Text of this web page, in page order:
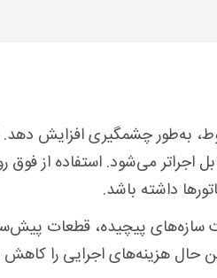
به‌طور چشمگیری افزایش
می‌شود. استفاده از فوق
داشته باشد.
ساخت سازه‌های پیچیده، قطعات
حال هزینه‌های اجرایی را